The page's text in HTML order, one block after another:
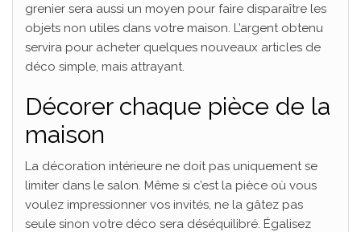
grenier sera aussi un moyen pour faire disparaître les
objets non utiles dans votre maison. L’argent obtenu
servira pour acheter quelques nouveaux articles de
déco simple, mais attrayant.
Décorer chaque pièce de la
maison
La décoration intérieure ne doit pas uniquement se
limiter dans le salon. Même si c’est la pièce où vous
voulez impressionner vos invités, ne la gâtez pas
seule sinon votre déco sera déséquilibré. Égalisez